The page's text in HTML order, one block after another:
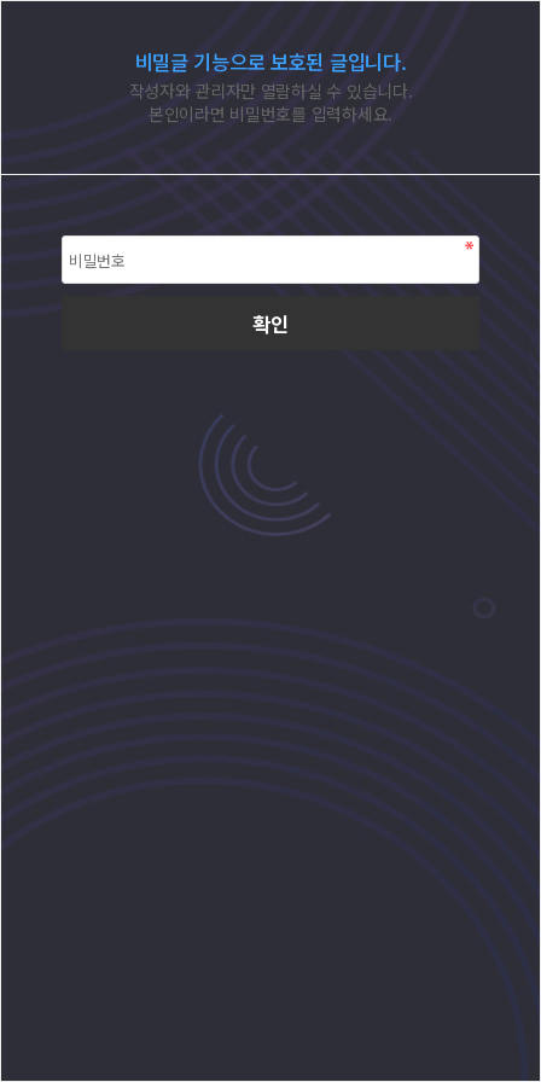
비밀글 기능으로 보호된 글입니다.
작성자와 관리자만 열람하실 수 있습니다.
본인이라면 비밀번호를 입력하세요.